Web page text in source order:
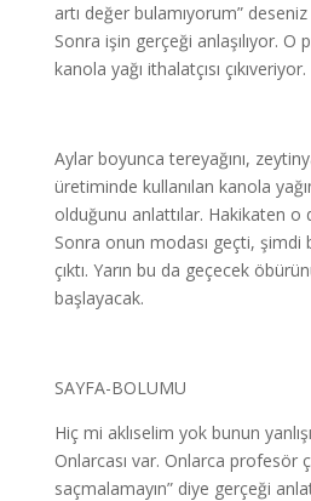
artı değer bulamıyorum”
Sonra işin gerçeği anlaşılıyor. O
kanola yağı ithalatçısı çıkıveriyor.
Aylar boyunca tereyağını,
üretiminde kullanılan kanola
olduğunu anlattılar. Hakikaten o
Sonra onun modası geçti, şimdi
çıktı. Yarın bu da geçecek
başlayacak.
SAYFA-BOLUMU
Hiç mi aklıselim yok bunun
Onlarcası var. Onlarca profesör
saçmalamayın” diye gerçeği